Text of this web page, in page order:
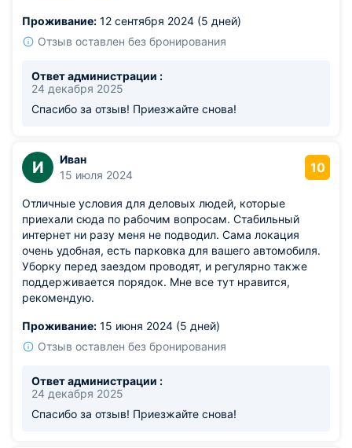
Проживание: 12 сентября 2024 (5 дней)
Отзыв оставлен без бронирования
Ответ администрации :
24 декабря 2025
Спасибо за отзыв! Приезжайте снова!
И
Иван
15 июля 2024
10
Отличные условия для деловых людей, которые
приехали сюда по рабочим вопросам. Стабильный
интернет ни разу меня не подводил. Сама локация
очень удобная, есть парковка для вашего автомобиля.
Уборку перед заездом проводят, и регулярно также
поддерживается порядок. Мне все тут нравится,
рекомендую.
Проживание: 15 июня 2024 (5 дней)
Отзыв оставлен без бронирования
Ответ администрации :
24 декабря 2025
Спасибо за отзыв! Приезжайте снова!